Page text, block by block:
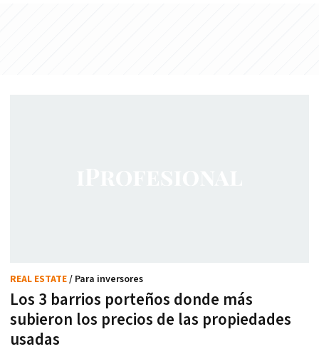
Los 3 barrios porteños donde más
subieron los precios de las propiedades
usadas
REAL ESTATE/ Para inversores